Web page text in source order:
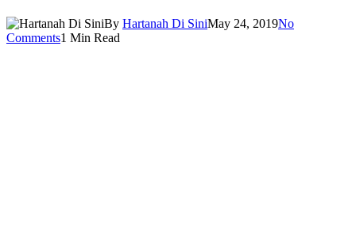
By Hartanah Di SiniMay 24, 2019No
Comments1 Min Read